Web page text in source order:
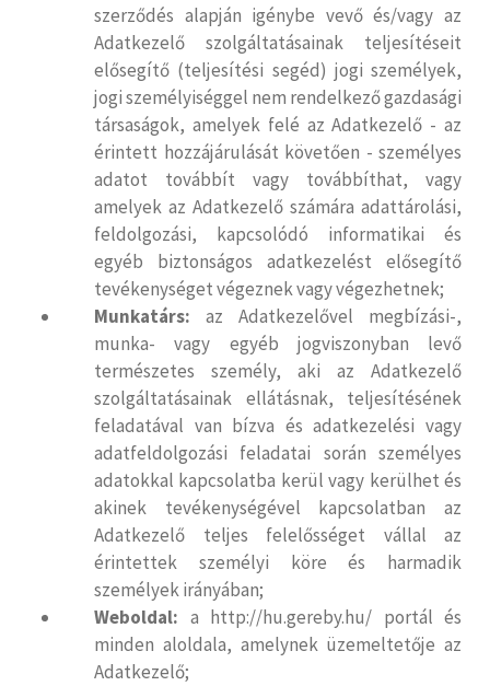
szerződés alapján igénybe vevő és/vagy az
Adatkezelő szolgáltatásainak teljesítéseit
elősegítő (teljesítési segéd) jogi személyek,
jogi személyiséggel nem rendelkező gazdasági
társaságok, amelyek felé az Adatkezelő - az
érintett hozzájárulását követően - személyes
adatot továbbít vagy továbbíthat, vagy
amelyek az Adatkezelő számára adattárolási,
feldolgozási, kapcsolódó informatikai és
egyéb biztonságos adatkezelést elősegítő
tevékenységet végeznek vagy végezhetnek;
Munkatárs: az Adatkezelővel megbízási-,
munka- vagy egyéb jogviszonyban levő
természetes személy, aki az Adatkezelő
szolgáltatásainak ellátásnak, teljesítésének
feladatával van bízva és adatkezelési vagy
adatfeldolgozási feladatai során személyes
adatokkal kapcsolatba kerül vagy kerülhet és
akinek tevékenységével kapcsolatban az
Adatkezelő teljes felelősséget vállal az
érintettek személyi köre és harmadik
személyek irányában;
Weboldal: a http://hu.gereby.hu/ portál és
minden aloldala, amelynek üzemeltetője az
Adatkezelő;